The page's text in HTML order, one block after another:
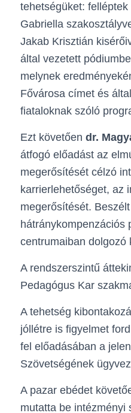
tehetségüket:
Gabriella
Jakab Krisztián
által vezetett
melynek
Fővárosa címet és
fiataloknak szóló
Ezt követően dr.
átfogó előadást az
megerősítését célzó
karrierlehetőséget, az
megerősítését.
hátránykompenzációs
centrumaiban dolgozó
A rendszerszintű
Pedagógus Kar
A tehetség
jóllétre is figyelmet
fel előadásában a
Szövetségének
A pazar ebédet
mutatta be intézményi